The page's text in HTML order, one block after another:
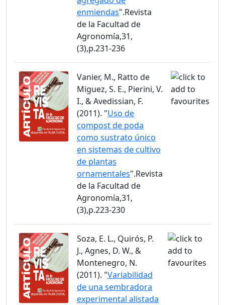
enmiendas".Revista
de la Facultad de
Agronomía,31,
(3),p.231-236
Vanier, M., Ratto de
Miguez, S. E., Pierini, V.
I., & Avedissian, F.
(2011). "Uso de
compost de poda
como sustrato único
en sistemas de cultivo
de plantas
ornamentales".Revista
de la Facultad de
Agronomía,31,
(3),p.223-230
Soza, E. L., Quirós, P.
J., Agnes, D. W., &
Montenegro, N.
(2011). "Variabilidad
de una sembradora
experimental alistada